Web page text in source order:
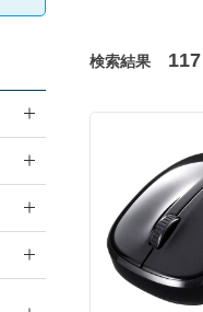
検索結果 117